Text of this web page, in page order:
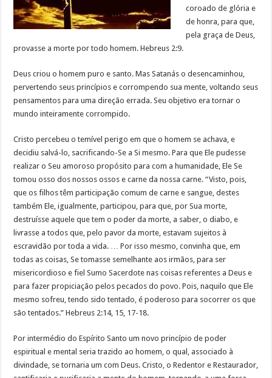
coroado de glória e
de honra, para que,
pela graça de Deus,
provasse a morte por todo homem. Hebreus 2:9.
Deus criou o homem puro e santo. Mas Satanás o desencaminhou,
pervertendo seus princípios e corrompendo sua mente, voltando seus
pensamentos para uma direção errada. Seu objetivo era tornar o
mundo inteiramente corrompido.
Cristo percebeu o temível perigo em que o homem se achava, e
decidiu salvá-lo, sacrificando-Se a Si mesmo. Para que Ele pudesse
realizar o Seu amoroso propósito para com a humanidade, Ele Se
tomou osso dos nossos ossos e carne da nossa carne.“Visto, pois,
que os filhos têm participação comum de carne e sangue, destes
também Ele, igualmente, participou, para que, por Sua morte,
destruísse aquele que tem o poder da morte, a saber, o diabo, e
livrasse a todos que, pelo pavor da morte, estavam sujeitos à
escravidão por toda a vida. … Por isso mesmo, convinha que, em
todas as coisas, Se tomasse semelhante aos irmãos, para ser
misericordioso e fiel Sumo Sacerdote nas coisas referentes a Deus e
para fazer propiciação pelos pecados do povo. Pois, naquilo que Ele
mesmo sofreu, tendo sido tentado, é poderoso para socorrer os que
são tentados.” Hebreus 2:14, 15, 17-18.
Por intermédio do Espírito Santo um novo princípio de poder
espiritual e mental seria trazido ao homem, o qual, associado à
divindade, se tornaria um com Deus. Cristo, o Redentor e Restaurador,